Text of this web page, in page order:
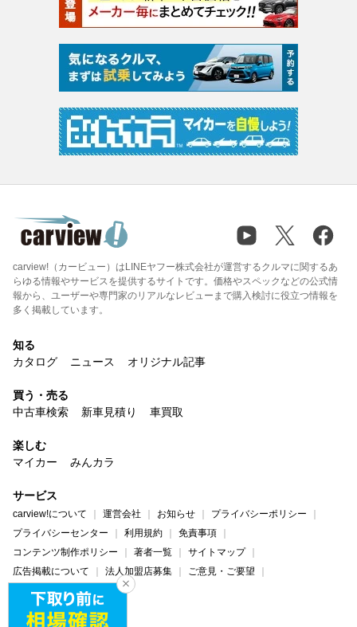
carview!（カービュー）はLINEヤフー株式会社が運営するクルマに関するあ
らゆる情報やサービスを提供するサイトです。価格やスペックなどの公式情
報から、ユーザーや専門家のリアルなレビューまで購入検討に役立つ情報を
多く掲載しています。
知る
カタログ
ニュース オリジナル記事
買う・売る
中古車検索
新車見積り 車買取
楽しむ
マイカー
みんカラ
サービス
carview!について 運営会社 お知らせ
プライバシーポリシー
プライバシーセンター
利用規約
免責事項
コンテンツ制作ポリシー
著者一覧
サイトマップ
広告掲載について
法人加盟店募集
ご意見・ご要望
ヘルプ・お問い合わせ